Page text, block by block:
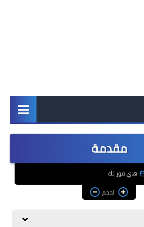
اخبار
ابل
ويندوز
مقدمة
هاي فور تك
الحجم